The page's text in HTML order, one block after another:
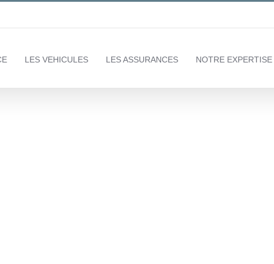
LES VEHICULES LES ASSURANCES NOTRE EXPERTISE